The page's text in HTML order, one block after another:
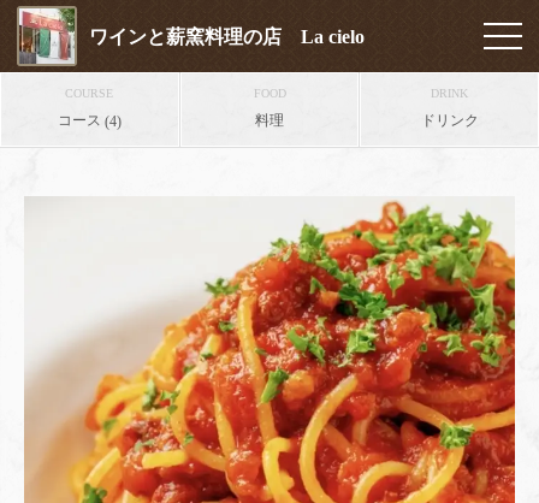
ワインと薪窯料理の店 La cielo
COURSE
コース (4)
FOOD
料理
DRINK
ドリンク